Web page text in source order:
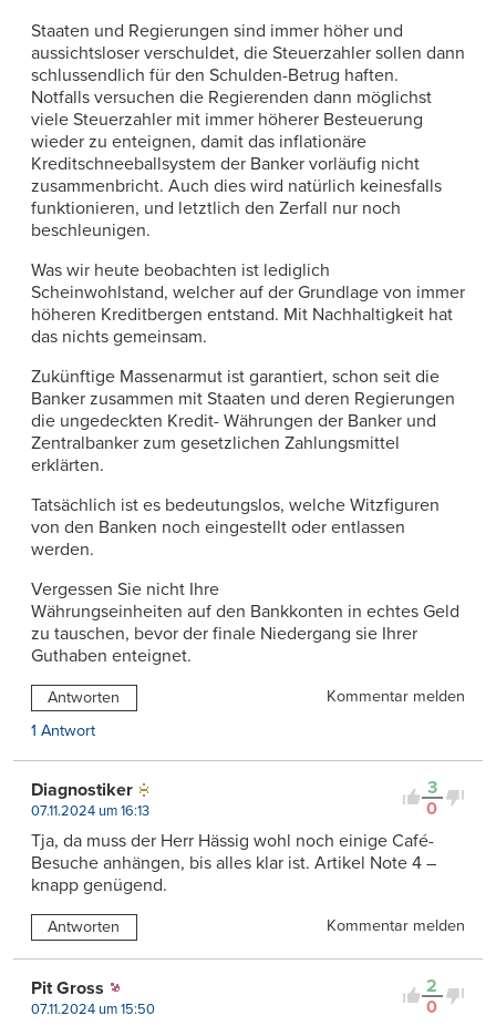
Staaten und Regierungen sind immer höher und
aussichtsloser verschuldet, die Steuerzahler sollen dann
schlussendlich für den Schulden-Betrug haften.
Notfalls versuchen die Regierenden dann möglichst
viele Steuerzahler mit immer höherer Besteuerung
wieder zu enteignen, damit das inflationäre
Kreditschneeballsystem der Banker vorläufig nicht
zusammenbricht. Auch dies wird natürlich keinesfalls
funktionieren, und letztlich den Zerfall nur noch
beschleunigen.
Was wir heute beobachten ist lediglich
Scheinwohlstand, welcher auf der Grundlage von immer
höheren Kreditbergen entstand. Mit Nachhaltigkeit hat
das nichts gemeinsam.
Zukünftige Massenarmut ist garantiert, schon seit die
Banker zusammen mit Staaten und deren Regierungen
die ungedeckten Kredit- Währungen der Banker und
Zentralbanker zum gesetzlichen Zahlungsmittel
erklärten.
Tatsächlich ist es bedeutungslos, welche Witzfiguren
von den Banken noch eingestellt oder entlassen
werden.
Vergessen Sie nicht Ihre
Währungseinheiten auf den Bankkonten in echtes Geld
zu tauschen, bevor der finale Niedergang sie Ihrer
Guthaben enteignet.
Antworten
Kommentar melden
1 Antwort
3
0
Diagnostiker
07.11.2024 um 16:13
Tja, da muss der Herr Hässig wohl noch einige Café-
Besuche anhängen, bis alles klar ist. Artikel Note 4 –
knapp genügend.
Antworten Kommentar melden
2
0
Pit Gross
07.11.2024 um 15:50